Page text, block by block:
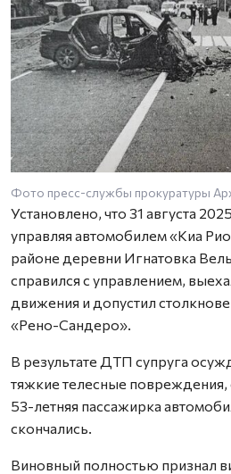
Фото пресс-службы прокуратуры
Установлено, что 31 августа
управляя автомобилем «Киа
районе деревни Игнатовка
справился с управлением,
движения и допустил
«Рено-Сандеро».
В результате ДТП супруга
тяжкие телесные повреждения,
53-летняя пассажирка
скончались.
Виновный полностью признал